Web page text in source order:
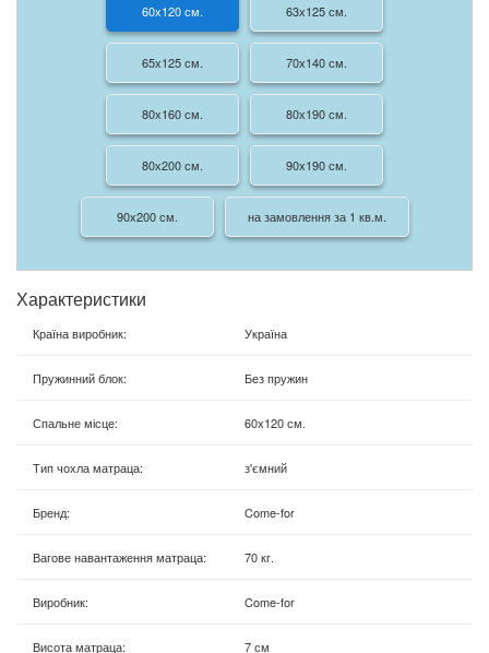
60х120 см. 63х125 см.
65х125 см. 70х140 см.
80х160 см. 80х190 см.
80х200 см. 90х190 см.
90х200 см. на замовлення за 1 кв.м.
Характеристики
Країна виробник: Україна
Пружинний блок: Без пружин
Спальне місце: 60х120 см.
Тип чохла матраца: з'ємний
Бренд: Come-for
Вагове навантаження матраца: 70 кг.
Виробник: Come-for
Висота матраца: 7 см